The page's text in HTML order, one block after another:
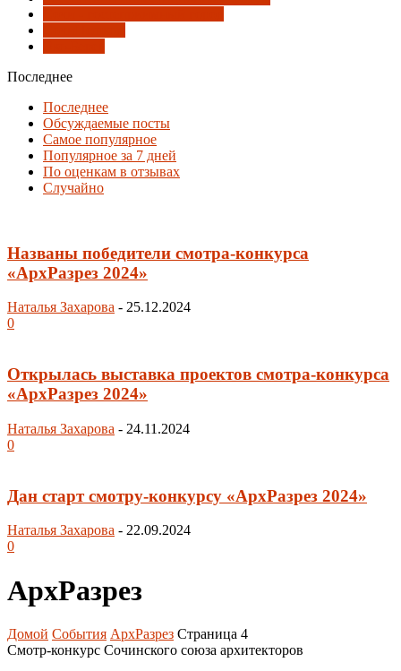
Последнее
Последнее
Обсуждаемые посты
Самое популярное
Популярное за 7 дней
По оценкам в отзывах
Случайно
Названы победители смотра-конкурса
«АрхРазрез 2024»
Наталья Захарова - 25.12.2024
0
Открылась выставка проектов смотра-конкурса
«АрхРазрез 2024»
Наталья Захарова - 24.11.2024
0
Дан старт смотру-конкурсу «АрхРазрез 2024»
Наталья Захарова - 22.09.2024
0
АрхРазрез
Домой События АрхРазрез Страница 4
Смотр-конкурс Сочинского союза архитекторов